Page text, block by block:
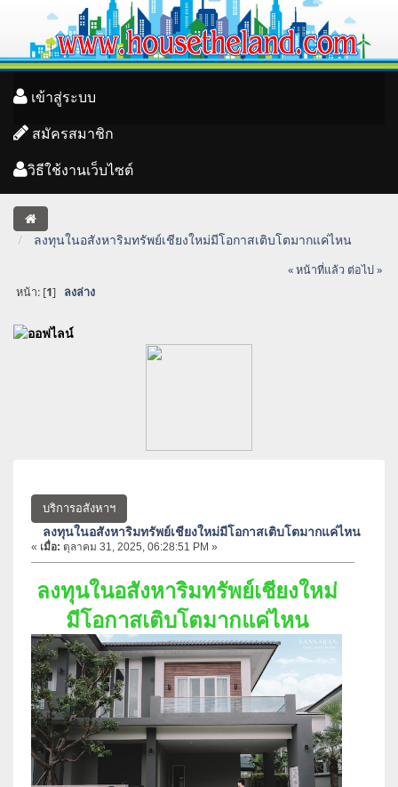
เข้าสู่ระบบ
สมัครสมาชิก
วิธีใช้งานเว็บไซต์
ลงทุนในอสังหาริมทรัพย์เชียงใหม่มีโอกาสเติบโตมากแค่ไหน
« หน้าที่แล้ว ต่อไป »
หน้า: [1] ลงล่าง
บริการอสังหาฯ
ลงทุนในอสังหาริมทรัพย์เชียงใหม่มีโอกาสเติบโตมากแค่ไหน
« เมื่อ: ตุลาคม 31, 2025, 06:28:51 PM »
ลงทุนในอสังหาริมทรัพย์เชียงใหม่
มีโอกาสเติบโตมากแค่ไหน